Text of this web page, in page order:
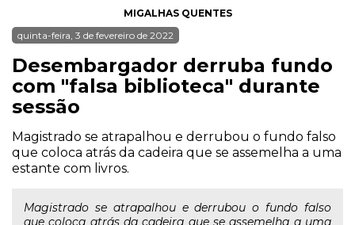
MIGALHAS QUENTES
quinta-feira, 3 de fevereiro de 2022
Desembargador derruba fundo
com "falsa biblioteca" durante
sessão
Magistrado se atrapalhou e derrubou o fundo falso
que coloca atrás da cadeira que se assemelha a uma
estante com livros.
Magistrado se atrapalhou e derrubou o fundo falso
que coloca atrás da cadeira que se assemelha a uma